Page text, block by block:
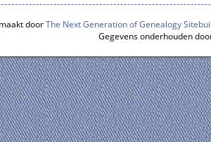
doorThe Next Generation of Genealogy
Gegevens onderhouden